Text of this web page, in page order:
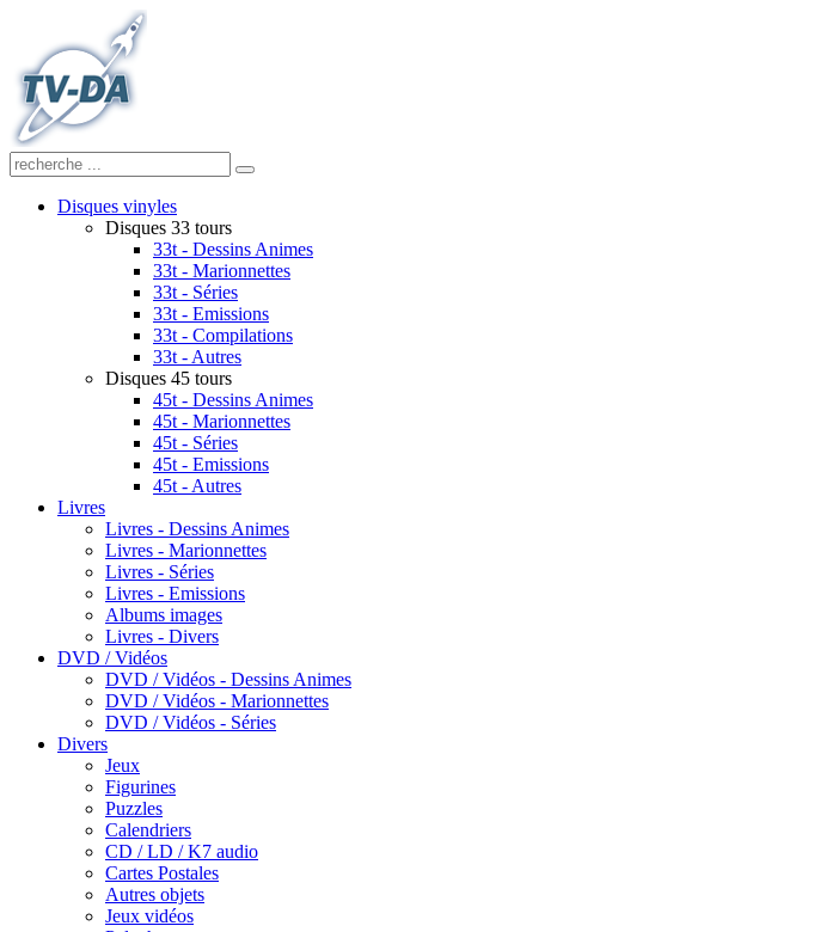
Disques vinyles
Disques 33 tours
33t - Dessins Animes
33t - Marionnettes
33t - Séries
33t - Emissions
33t - Compilations
33t - Autres
Disques 45 tours
45t - Dessins Animes
45t - Marionnettes
45t - Séries
45t - Emissions
45t - Autres
Livres
Livres - Dessins Animes
Livres - Marionnettes
Livres - Séries
Livres - Emissions
Albums images
Livres - Divers
DVD / Vidéos
DVD / Vidéos - Dessins Animes
DVD / Vidéos - Marionnettes
DVD / Vidéos - Séries
Divers
Jeux
Figurines
Puzzles
Calendriers
CD / LD / K7 audio
Cartes Postales
Autres objets
Jeux vidéos